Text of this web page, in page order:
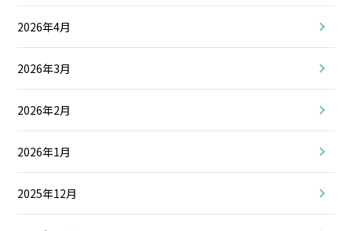
2026年4月
2026年3月
2026年2月
2026年1月
2025年12月